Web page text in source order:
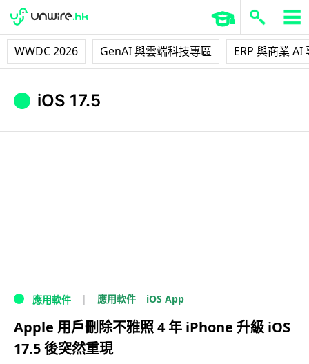
WWDC 2026 GenAI 與雲端科技專區 ERP 與商業 AI
iOS 17.5
應用軟件 應用軟件 iOS App
Apple 用戶刪除不雅照 4 年 iPhone 升級 iOS
17.5 後突然重現